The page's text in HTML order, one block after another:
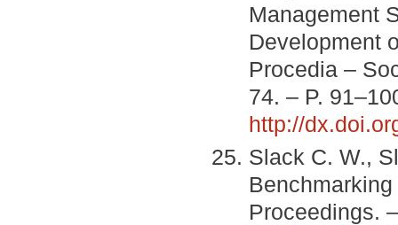
Management
Development
Procedia –
74. – P.
http://
Slack C. W.,
Proceedings.